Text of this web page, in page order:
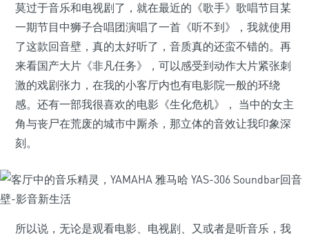
莫过于音乐和电视剧了，就在最近的《歌手》歌唱节目某
一期节目中狮子合唱团演唱了一首《听不到》，我就使用
了这款回音壁，真的太好听了，音质真的还蛮不错的。再
来看国产大片《非凡任务》，可以感受到动作大片紧张刺
激的戏剧张力，在我的小客厅内也有电影院一般的环绕
感。还有一部我很喜欢的电影《生化危机》， 当中的女主
角与丧尸在荒废的城市中厮杀，那立体的音效让我印象深
刻。
所以说，无论是观看电影、电视剧、又或者是听音乐，我